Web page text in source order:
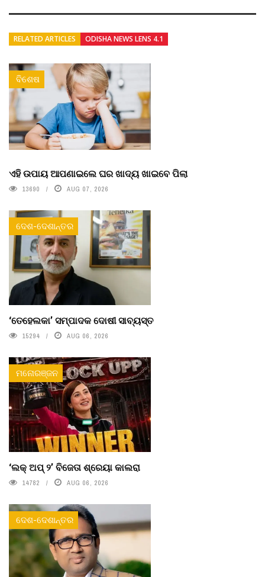
RELATED ARTICLES ODISHA NEWS LENS 4.1
ବିଶେଷ
ଏହି ଉପାୟ ଆପଣାଇଲେ ଘର ଖାଦ୍ୟ ଖାଇବେ ପିଲା
13690 AUG 07, 2026
ଦେଶ-ଦେଶାନ୍ତର
‘ତେହେଲକା’ ସମ୍ପାଦକ ଦୋଷୀ ସାବ୍ୟସ୍ତ
15294 AUG 06, 2026
ମନୋରଞ୍ଜନ
‘ଲକ୍ ଅପ୍ ୨’ ବିଜେତା ଶ୍ରେୟା କାଲରା
14782 AUG 06, 2026
ଦେଶ-ଦେଶାନ୍ତର